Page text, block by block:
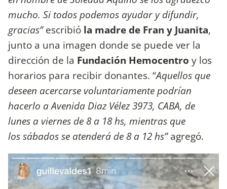
mucho. Si todos podemos ayudar y difundir,
gracias”escribió la madre de Fran y Juanita,
junto a una imagen donde se puede ver la
dirección de la Fundación Hemocentro y los
horarios para recibir donantes. “Aquellos que
deseen acercarse voluntariamente podrían
hacerlo a Avenida Diaz Vélez 3973, CABA, de
lunes a viernes de 8 a 18 hs, mientras que
los sábados se atenderá de 8 a 12 hs”agregó.